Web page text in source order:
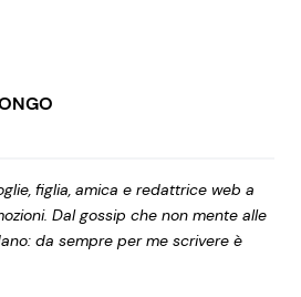
figlia, amica e redattrice web a
Dal gossip che non mente alle
da sempre per me scrivere è